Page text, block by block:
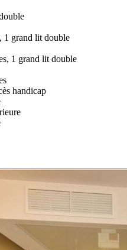
1 grand lit double
1 grand lit double
handicap